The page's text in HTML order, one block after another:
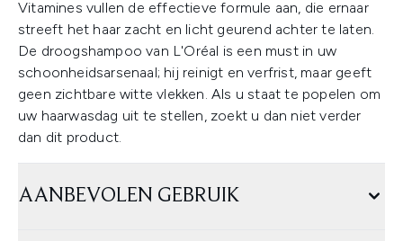
Vitamines vullen de effectieve formule aan, die ernaar
streeft het haar zacht en licht geurend achter te laten.
De droogshampoo van L'Oréal is een must in uw
schoonheidsarsenaal; hij reinigt en verfrist, maar geeft
geen zichtbare witte vlekken. Als u staat te popelen om
uw haarwasdag uit te stellen, zoekt u dan niet verder
dan dit product.
AANBEVOLEN GEBRUIK